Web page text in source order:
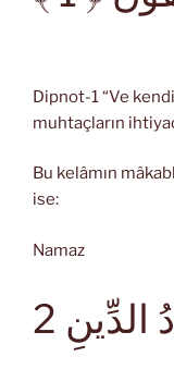
Dipnot-1 “Ve
muhtaçların
Bu kelâmın
ise:
Namaz